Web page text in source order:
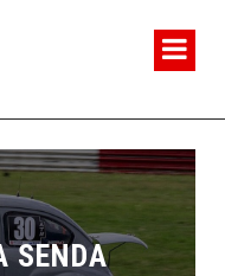
SENDA